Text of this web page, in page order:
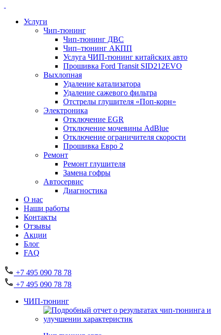
Услуги
Чип-тюнинг
Чип-тюнинг ДВС
Чип–тюнинг АКПП
Услуга ЧИП-тюнинг китайских авто
Прошивка Ford Transit SID212EVO
Выхлопная
Удаление катализатора
Удаление сажевого фильтра
Отстрелы глушителя «Поп-корн»
Электроника
Отключение EGR
Отключение мочевины AdBlue
Отключение ограничителя скорости
Прошивка Евро 2
Ремонт
Ремонт глушителя
Замена гофры
Автосервис
Диагностика
О нас
Наши работы
Контакты
Отзывы
Акции
Блог
FAQ
+7 495 090 78 78
+7 495 090 78 78
ЧИП-тюнинг